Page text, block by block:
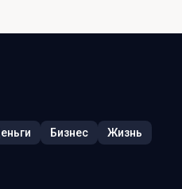
Бизнес
Жизнь